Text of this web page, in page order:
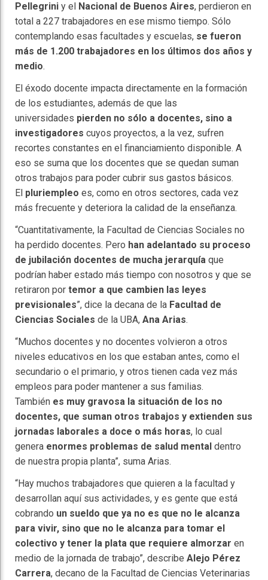
Pellegrini y el Nacional de Buenos Aires, perdieron en
total a 227 trabajadores en ese mismo tiempo. Sólo
contemplando esas facultades y escuelas, se fueron
más de 1.200 trabajadores en los últimos dos años y
medio.
El éxodo docente impacta directamente en la formación
de los estudiantes, además de que las
universidades pierden no sólo a docentes, sino a
investigadores cuyos proyectos, a la vez, sufren
recortes constantes en el financiamiento disponible. A
eso se suma que los docentes que se quedan suman
otros trabajos para poder cubrir sus gastos básicos.
El pluriempleo es, como en otros sectores, cada vez
más frecuente y deteriora la calidad de la enseñanza.
“Cuantitativamente, la Facultad de Ciencias Sociales no
ha perdido docentes. Pero han adelantado su proceso
de jubilación docentes de mucha jerarquía que
podrían haber estado más tiempo con nosotros y que se
retiraron por temor a que cambien las leyes
previsionales”, dice la decana de la Facultad de
Ciencias Sociales de la UBA, Ana Arias.
“Muchos docentes y no docentes volvieron a otros
niveles educativos en los que estaban antes, como el
secundario o el primario, y otros tienen cada vez más
empleos para poder mantener a sus familias.
También es muy gravosa la situación de los no
docentes, que suman otros trabajos y extienden sus
jornadas laborales a doce o más horas, lo cual
genera enormes problemas de salud mental dentro
de nuestra propia planta”, suma Arias.
“Hay muchos trabajadores que quieren a la facultad y
desarrollan aquí sus actividades, y es gente que está
cobrando un sueldo que ya no es que no le alcanza
para vivir, sino que no le alcanza para tomar el
colectivo y tener la plata que requiere almorzar en
medio de la jornada de trabajo”, describe Alejo Pérez
Carrera, decano de la Facultad de Ciencias Veterinarias